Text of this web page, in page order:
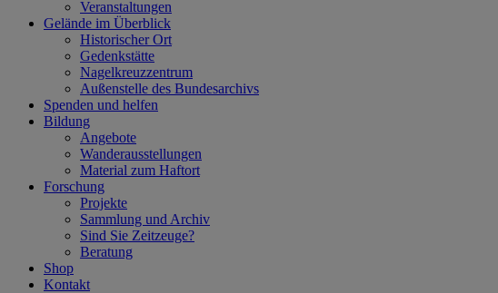
Veranstaltungen
Gelände im Überblick
Historischer Ort
Gedenkstätte
Nagelkreuzzentrum
Außenstelle des Bundesarchivs
Spenden und helfen
Bildung
Angebote
Wanderausstellungen
Material zum Haftort
Forschung
Projekte
Sammlung und Archiv
Sind Sie Zeitzeuge?
Beratung
Shop
Kontakt